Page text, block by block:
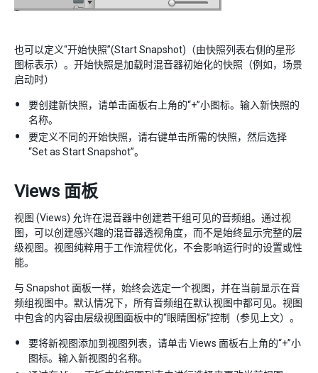
也可以定义“开始快照”(Start Snapshot)（由快照列表右侧的星形
图标表示）。开始快照是加载时混音器初始化的快照（例如，场景
启动时）
要创建新快照，请单击面板右上角的“+”小图标。输入新快照的
名称。
要定义不同的开始快照，请右键单击所需的快照，然后选择
“Set as Start Snapshot”。
Views 面板
视图 (Views) 允许在混音器中创建若干组可见的音频组。通过视
图，可以创建感兴趣的混音器透视角度，而不是始终显示完整的层
级视图。视图纯粹用于工作流程优化，不会影响运行时的设置或性
能。
与 Snapshot 面板一样，始终会选定一个视图，并在当前显示在音
频组视图中。默认情况下，所有音频组在默认视图中都可见。视图
中包含的内容由层级视图面板中的“眼睛图标”控制（参见上文）。
要将新视图添加到视图列表，请单击 Views 面板右上角的“+”小
图标。输入新视图的名称。